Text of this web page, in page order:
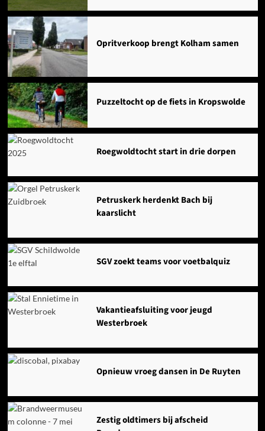
Opritverkoop brengt Kolham samen
Puzzeltocht op de fiets in Kropswolde
Roegwoldtocht start in drie dorpen
Petruskerk herdenkt Bach bij
kaarslicht
SGV zoekt teams voor voetbalquiz
Vakantieafsluiting voor jeugd
Westerbroek
Opnieuw vroeg dansen in De Ruyten
Zestig oldtimers bij afscheid